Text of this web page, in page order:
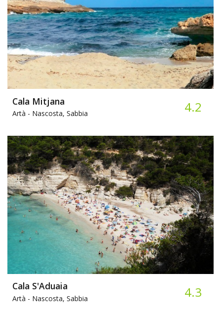
Cala Mitjana
Artà - Nascosta, Sabbia 4.2
Cala S'Aduaia
Artà - Nascosta, Sabbia 4.3